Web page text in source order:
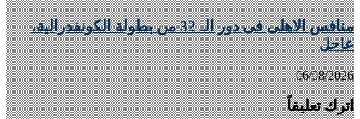
منافس الاهلى فى دور الـ 32 من بطولة الكونفدرالية،
عاجل
06/08/2026
اترك تعليقاً